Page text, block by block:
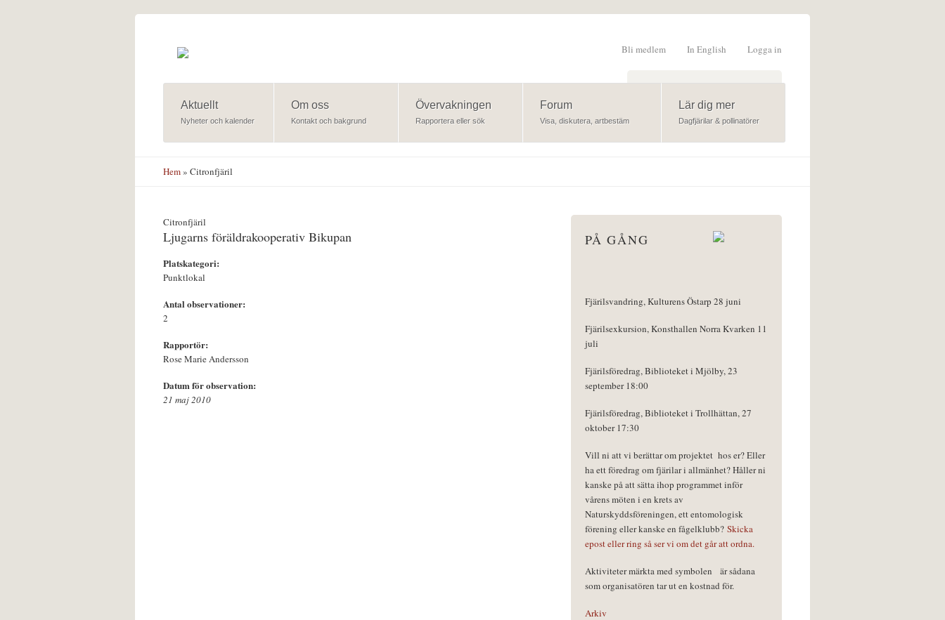
Logga in
In English
Bli medlem
Sökformulär
Aktuellt
Nyheter och kalender
Om oss
Kontakt och bakgrund
Övervakningen
Rapportera eller sök
Forum
Visa, diskutera, artbestäm
Lär dig mer
Dagfjärilar & pollinatörer
Hem» Citronfjäril
Citronfjäril
Ljugarns föräldrakooperativ Bikupan
Platskategori:
Punktlokal
Antal observationer:
2
Rapportör:
Rose Marie Andersson
Datum för observation:
21 maj 2010
PÅ GÅNG
Fjärilsvandring, Kulturens Östarp 28 juni
Fjärilsexkursion, Konsthallen Norra Kvarken 11
juli
Fjärilsföredrag, Biblioteket i Mjölby, 23
september 18:00
Fjärilsföredrag, Biblioteket i Trollhättan, 27
oktober 17:30
Vill ni att vi berättar om projektet hos er? Eller
ha ett föredrag om fjärilar i allmänhet? Håller ni
kanske på att sätta ihop programmet inför
vårens möten i en krets av
Naturskyddsföreningen, ett entomologisk
förening eller kanske en fågelklubb? Skicka
epost eller ring så ser vi om det går att ordna.
Aktiviteter märkta med symbolen
är sådana
som organisatören tar ut en kostnad för.
Arkiv